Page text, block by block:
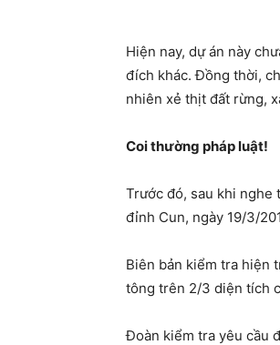
Hiện nay, dự án này
đích khác. Đồng thời,
nhiên xẻ thịt đất rừng,
Coi thường pháp luật!
Trước đó, sau khi nghe
đỉnh Cun, ngày 19/3/
Biên bản kiểm tra hiện
tông trên 2/3 diện tích
Đoàn kiểm tra yêu cầu